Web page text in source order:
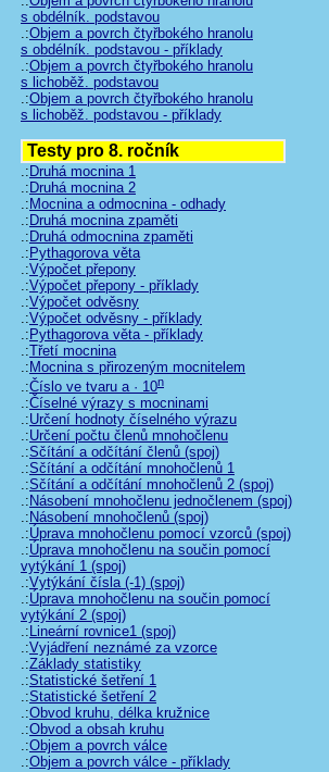
s obdélník. podstavou
.:Objem a povrch čtyřbokého hranolu
s obdélník. podstavou - příklady
.:Objem a povrch čtyřbokého hranolu
s lichoběž. podstavou
.:Objem a povrch čtyřbokého hranolu
s lichoběž. podstavou - příklady
Testy pro 8. ročník
.: Druhá mocnina 1
.: Druhá mocnina 2
.: Mocnina a odmocnina - odhady
.: Druhá mocnina zpaměti
.: Druhá odmocnina zpaměti
.: Pythagorova věta
.:Výpočet přepony
.:Výpočet přepony - příklady
.:Výpočet odvěsny
.:Výpočet odvěsny - příklady
.: Pythagorova věta - příklady
.:Třetí mocnina
.: Mocnina s přirozeným mocnitelem
.:Číslo ve tvaru a · 10n
.:Číselné výrazy s mocninami
.:Určení hodnoty číselného výrazu
.:Určení počtu členů mnohočlenu
.:Sčítání a odčítání členů (spoj)
.:Sčítání a odčítání mnohočlenů 1
.:Sčítání a odčítání mnohočlenů 2 (spoj)
.: Násobení mnohočlenu jednočlenem (spoj)
.: Násobení mnohočlenů (spoj)
.:Úprava mnohočlenu pomocí vzorců (spoj)
.:Úprava mnohočlenu na součin pomocí
vytýkání 1 (spoj)
.:Vytýkání čísla (-1) (spoj)
.:Úprava mnohočlenu na součin pomocí
vytýkání 2 (spoj)
.: Lineární rovnice1 (spoj)
.:Vyjádření neznámé za vzorce
.:Základy statistiky
.:Statistické šetření 1
.:Statistické šetření 2
.:Obvod kruhu, délka kružnice
.:Obvod a obsah kruhu
.:Objem a povrch válce
.:Objem a povrch válce - příklady